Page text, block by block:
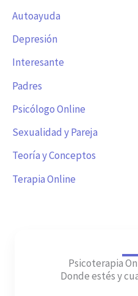
Autoayuda
Depresión
Interesante
Padres
Psicólogo Online
Sexualidad y Pareja
Teoría y Conceptos
Terapia Online
Psicoterapia
Donde estés y